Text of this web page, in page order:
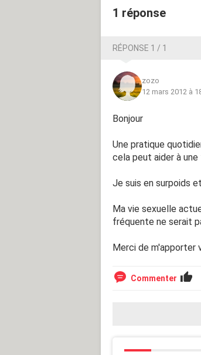
1 réponse
RÉPONSE 1 / 1
zozo
12 mars 2012 à
Bonjour
Une pratique
cela peut aider à
Je suis en surpoids
Ma vie sexuelle
fréquente ne serait
Merci de m'apporter
Commenter